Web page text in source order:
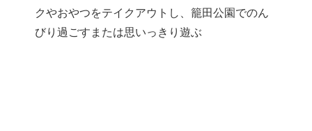
クやおやつをテイクアウトし、籠田公園でのん
びり過ごすまたは思いっきり遊ぶ